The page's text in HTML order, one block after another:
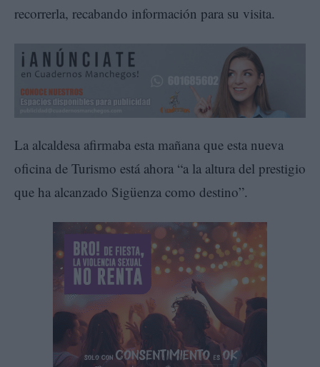
recorrerla, recabando información para su visita.
La alcaldesa afirmaba esta mañana que esta nueva
oficina de Turismo está ahora “a la altura del prestigio
que ha alcanzado Sigüenza como destino”.